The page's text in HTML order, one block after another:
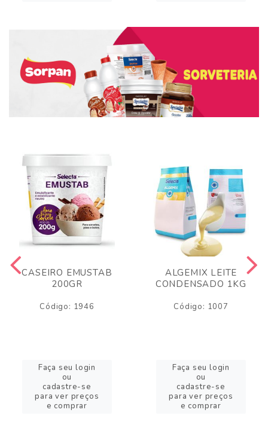
CASEIRO EMUSTAB
200GR
Código: 1946
Faça seu login
ou
cadastre-se
para ver preços
e comprar
ALGEMIX LEITE
CONDENSADO 1KG
Código: 1007
Faça seu login
ou
cadastre-se
para ver preços
e comprar